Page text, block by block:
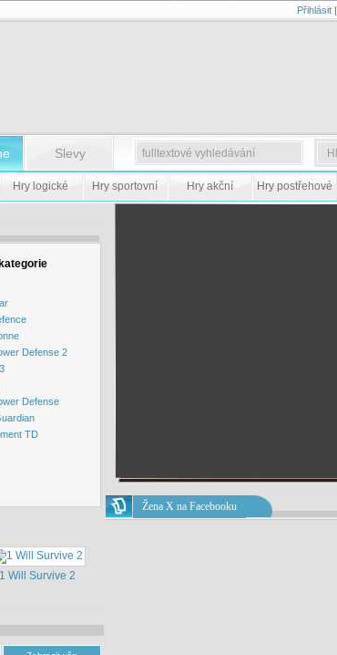
Přihlásit|
Slevy
Hry logické Hry sportovní Hry akční Hry postřehové
Defense 2
Defense
TD
1 Will Survive 2
Žena X na Facebooku